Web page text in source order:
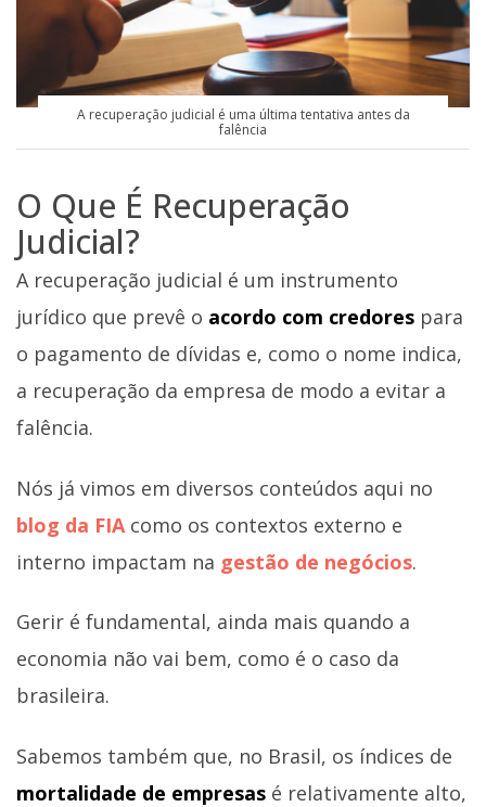
A recuperação judicial é uma última tentativa antes da
falência
O Que É Recuperação
Judicial?
A recuperação judicial é um instrumento
jurídico que prevê o acordo com credores para
o pagamento de dívidas e, como o nome indica,
a recuperação da empresa de modo a evitar a
falência.
Nós já vimos em diversos conteúdos aqui no
blog da FIAcomo os contextos externo e
interno impactam na gestão de negócios.
Gerir é fundamental, ainda mais quando a
economia não vai bem, como é o caso da
brasileira.
Sabemos também que, no Brasil, os índices de
mortalidade de empresas é relativamente alto,